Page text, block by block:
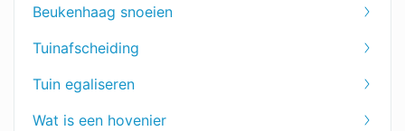
Beukenhaag snoeien
Tuinafscheiding
Tuin egaliseren
Wat is een hovenier